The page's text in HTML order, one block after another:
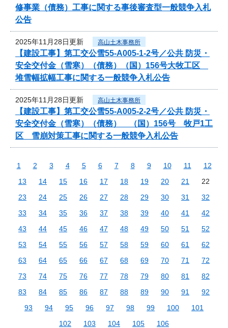
修事業（債務）工事に関する事後審査型一般競争入札
公告
2025年11月28日更新 高山土木事務所
【建設工事】第工交公雪55-A005-1-2号／公共 防災・
安全交付金（雪寒）（債務）（国）156号大牧工区
堆雪幅拡幅工事に関する一般競争入札公告
2025年11月28日更新 高山土木事務所
【建設工事】第工交公雪55-A005-2-2号／公共 防災・
安全交付金（雪寒）（債務） （国）156号 牧戸1工
区 雪崩対策工事に関する一般競争入札公告
1 2 3 4 5 6 7 8 9 10 11
12
13
14 15 16 17 18 19 20 21
22
23
24 25 26 27 28 29 30 31
32
33
34 35 36 37 38 39 40 41
42
43
44 45 46 47 48 49 50 51
52
53
54 55 56 57 58 59 60 61
62
63
64 65 66 67 68 69 70 71
72
73
74 75 76 77 78 79 80 81
82
83
84 85 86 87 88 89 90 91
92
93
94 95 96 97 98 99 100
101
102
103 104 105 106